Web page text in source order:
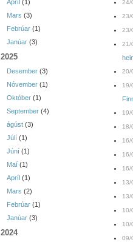
Apríl (1)
Mars (3)
Febrúar (1)
Janúar (3)
2025
Desember (3)
Nóvember (1)
Október (1)
September (4)
ágúst (3)
Júlí (1)
Júní (1)
Maí (1)
Apríl (1)
Mars (2)
Febrúar (1)
Janúar (3)
2024
24/
23/
23/
21/
20/
19/
19/
18/
16/
16/
16/
13/
13/
10/
10/
09/